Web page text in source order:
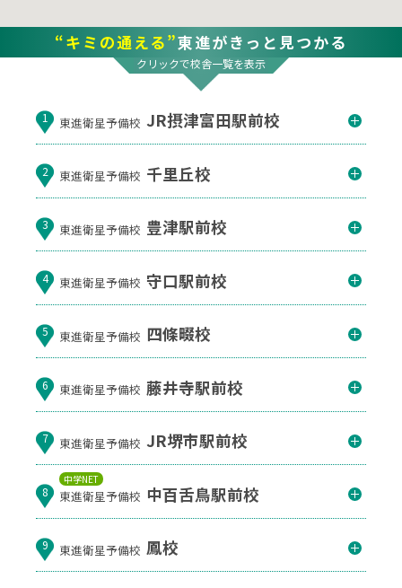
“キミの通える”東進がきっと見つかる
クリックで校舎一覧を表示
1 東進衛星予備校 JR摂津富田駅前校
2 東進衛星予備校 千里丘校
3 東進衛星予備校 豊津駅前校
4 東進衛星予備校 守口駅前校
5 東進衛星予備校 四條畷校
6 東進衛星予備校 藤井寺駅前校
7 東進衛星予備校 JR堺市駅前校
中学NET
8 東進衛星予備校 中百舌鳥駅前校
9 東進衛星予備校 鳳校